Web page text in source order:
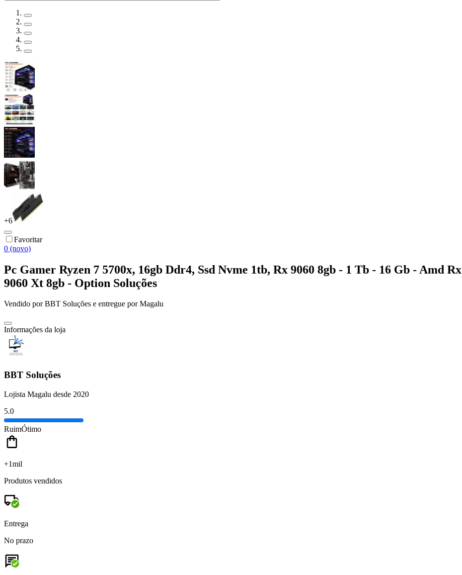
+6
Favoritar
0 (novo)
Pc Gamer Ryzen 7 5700x, 16gb Ddr4, Ssd Nvme 1tb, Rx 9060 8gb - 1 Tb - 16 Gb - Amd Rx
9060 Xt 8gb - Option Soluções
Vendido porBBT Soluções e entregue por Magalu
Informações da loja
BBT Soluções
Lojista Magalu desde 2020
5.0
RuimÓtimo
+1mil
Produtos vendidos
Entrega
No prazo